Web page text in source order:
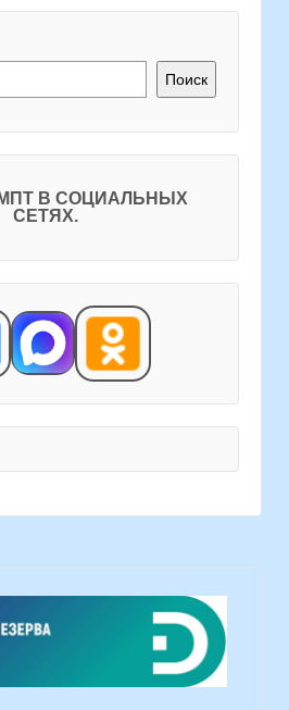
Поиск
В СОЦИАЛЬНЫХ
СЕТЯХ.